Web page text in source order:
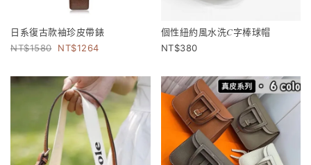
日系復古款袖珍皮帶錶
1580
1264
個性紐約風水洗𝐶字棒球帽
380